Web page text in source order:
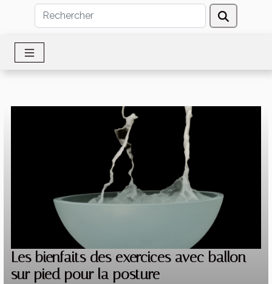
Les bienfaits des exercices avec ballon
sur pied pour la posture